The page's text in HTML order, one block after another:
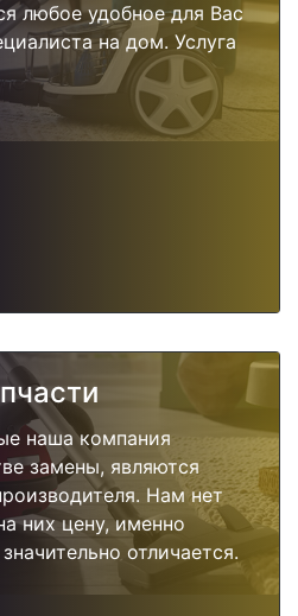
любое удобное для Вас
на дом. Услуга
наша компания
замены, являются
Нам нет
них цену, именно
отличается.